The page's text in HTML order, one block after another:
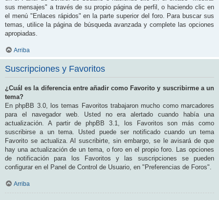
sus mensajes" a través de su propio página de perfil, o haciendo clic en
el menú "Enlaces rápidos" en la parte superior del foro. Para buscar sus
temas, utilice la página de búsqueda avanzada y complete las opciones
apropiadas.
Arriba
Suscripciones y Favoritos
¿Cuál es la diferencia entre añadir como Favorito y suscribirme a un
tema?
En phpBB 3.0, los temas Favoritos trabajaron mucho como marcadores
para el navegador web. Usted no era alertado cuando había una
actualización. A partir de phpBB 3.1, los Favoritos son más como
suscribirse a un tema. Usted puede ser notificado cuando un tema
Favorito se actualiza. Al suscribirte, sin embargo, se le avisará de que
hay una actualización de un tema, o foro en el propio foro. Las opciones
de notificación para los Favoritos y las suscripciones se pueden
configurar en el Panel de Control de Usuario, en "Preferencias de Foros".
Arriba